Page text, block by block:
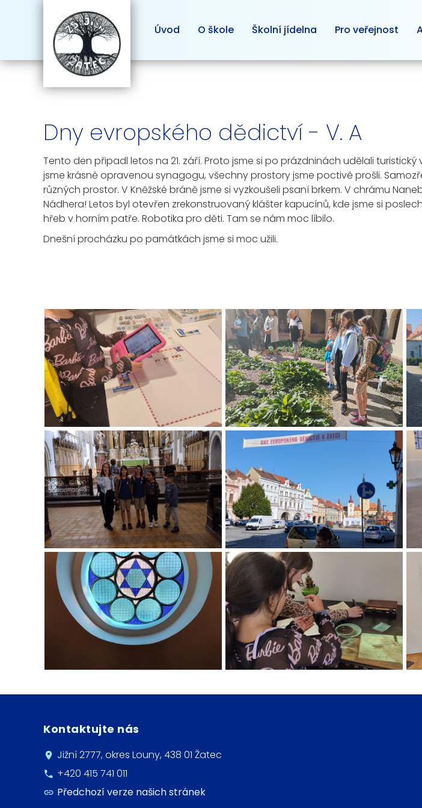
Úvod O škole Školní jídelna Pro veřejnost
Dny evropského dědictví - V. A
Tento den připadl letos na 21. září. Proto jsme si po prázdninách udělali
jsme krásně opravenou synagogu, všechny prostory jsme poctivě prošli.
různých prostor. V Kněžské bráně jsme si vyzkoušeli psaní brkem. V chrámu
Nádhera! Letos byl otevřen zrekonstruovaný klášter kapucínů, kde jsme si
hřeb v horním patře. Robotika pro děti. Tam se nám moc líbilo.
Dnešní procházku po památkách jsme si moc užili.
Kontaktujte nás
Jižní 2777, okres Louny, 438 01 Žatec
+420 415 741 011
Předchozí verze našich stránek